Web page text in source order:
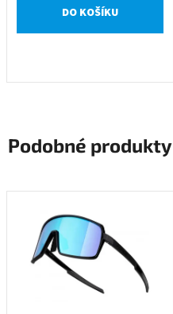
DO KOŠÍKU
Podobné produkty